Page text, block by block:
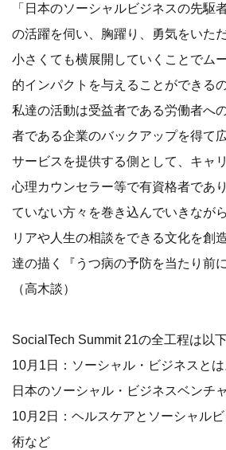
「日本のソーシャルビジネスの先駆
の活躍を伺い、胸躍り、勇気をいた
小さくても横展開していくことでム
的インパクトを与えることができる
私達の活動は受益者である労働者へ
者である企業のバックアップを得て
サービスを提供する側として、キャ
心理カウンセラー等で有資格者であ
ていない方々を巻き込んでいきなが
リアや人生の相談をできる文化を創
達の描く『うつ病の予防を当たり前
（高木談）
SocialTech Summit 21の全工程は以下
10月1日：ソーシャル・ビジネスとは
日本のソーシャル・ビジネスベンチ
10月2日：ヘルスケアとソーシャル
術など